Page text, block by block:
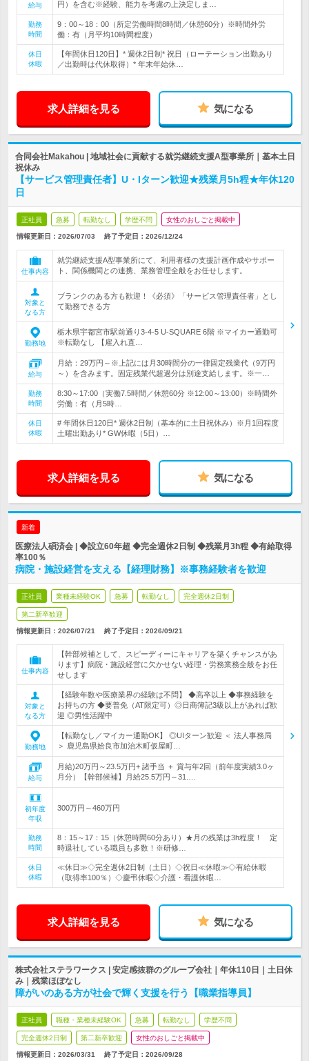
給与 円）を含む※経験、能力を考慮の上決定しま…
勤務
時間
9：00～18：00（所定労働時間8時間／休憩60分）※時間外労
働：有（月平均10時間程度）
休日
休暇
【年間休日120日】* 週休2日制* 祝日（ローテーション出勤あり
／出勤時は代休取得）* 年末年始休…
求人詳細を見る 気になる
合同会社Makahou | 地域社会に貢献する就労継続支援A型事業所｜基本土日
祝休み
【サービス管理責任者】U・Iターン歓迎★残業月5h程★年休120
日
正社員 急募 転勤なし 学歴不問 女性のおしごと掲載中
情報更新日：2026/07/03 終了予定日： 2026/12/24
仕事内容
就労継続支援A型事業所にて、利用者様の支援計画作成やサポー
ト、関係機関との連携、業務管理全般をお任せします。
対象と
なる方
ブランクのある方も歓迎！《必須》「サービス管理責任者」とし
て勤務できる方
勤務地
栃木県宇都宮市駅前通り3-4-5 U-SQUARE 6階 ※マイカー通勤可
※転勤なし 【雇入れ直…
給与
月給：29万円～※上記には月30時間分の一律固定残業代（9万円
～）を含みます。固定残業代超過分は別途支給します。※一…
勤務
時間
8:30～17:00（実働7.5時間／休憩60分 ※12:00～13:00）※時間外
労働：有（月5時…
休日
休暇
# 年間休日120日* 週休2日制（基本的に土日祝休み）※月1回程度
土曜出勤あり* GW休暇（5日）…
求人詳細を見る 気になる
新着
医療法人碩済会 | ◆設立60年超 ◆完全週休2日制 ◆残業月3h程 ◆有給取得
率100％
病院・施設経営を支える【経理財務】※事務経験者を歓迎
正社員 業種未経験OK 急募 転勤なし 完全週休2日制
第二新卒歓迎
情報更新日：2026/07/21 終了予定日： 2026/09/21
仕事内容
【幹部候補として、スピーディーにキャリアを築くチャンスがあ
ります】病院・施設経営に欠かせない経理・労務業務全般をお任
せします
対象と
なる方
【経験年数や医療業界の経験は不問】 ◆高卒以上 ◆事務経験を
お持ちの方 ◆要普免（AT限定可）◎日商簿記3級以上があれば歓
迎 ◎男性活躍中
勤務地
【転勤なし／マイカー通勤OK】 ◎UIターン歓迎 ＜ 法人事務局
＞ 鹿児島県姶良市加治木町仮屋町…
給与
月給)20万円～23.5万円+ 諸手当 ＋ 賞与年2回（前年度実績3.0ヶ
月分）【幹部候補】月給25.5万円～31.…
初年度
年収
300万円～460万円
勤務
時間
8：15～17：15（休憩時間60分あり）★月の残業は3h程度！ 定
時退社している職員も多数！※研修…
休日
休暇
≪休日≫◇完全週休2日制（土日）◇祝日≪休暇≫◇有給休暇
（取得率100％）◇慶弔休暇◇介護・看護休暇…
求人詳細を見る 気になる
株式会社ステラワークス | 安定感抜群のグループ会社｜年休110日｜土日休
み｜残業ほぼなし
障がいのある方が社会で輝く支援を行う【職業指導員】
正社員 職種・業種未経験OK 急募 転勤なし 学歴不問
完全週休2日制 第二新卒歓迎 女性のおしごと掲載中
情報更新日：2026/03/31 終了予定日： 2026/09/28